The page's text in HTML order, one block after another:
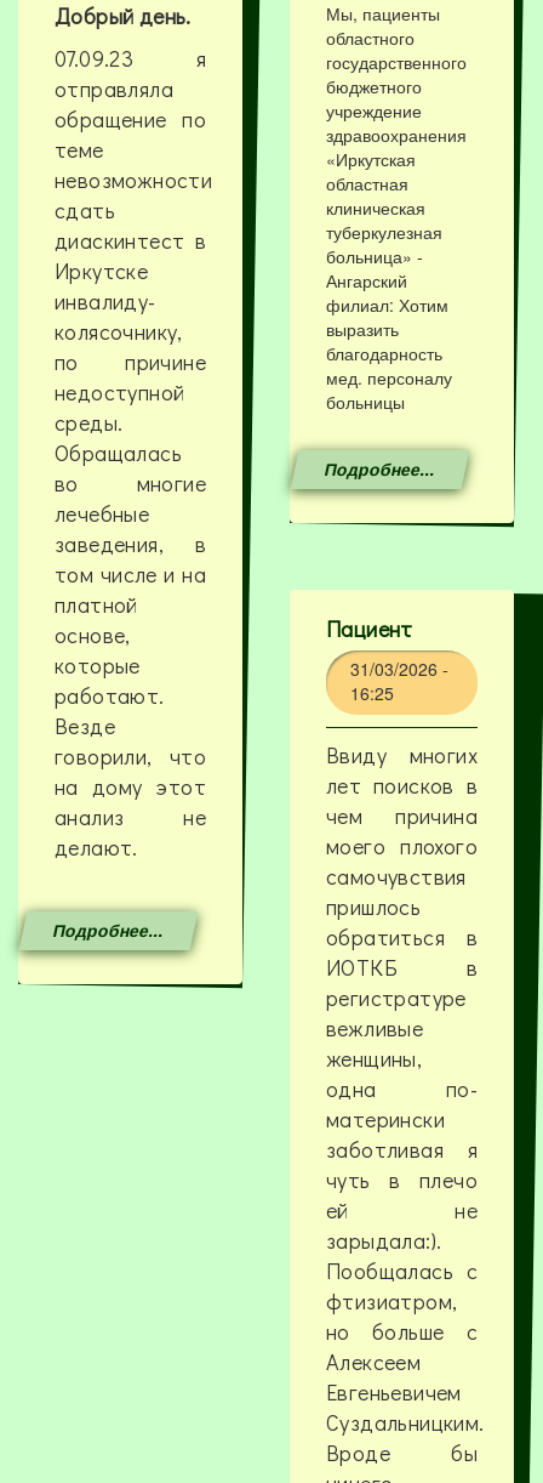
Добрый день.
07.09.23 я
отправляла
обращение по
теме
невозможности
сдать
диаскинтест в
Иркутске
инвалиду-
колясочнику,
по причине
недоступной
среды.
Обращалась
во многие
лечебные
заведения, в
том числе и на
платной
основе,
которые
работают.
Везде
говорили, что
на дому этот
анализ не
делают.
Подробнее...
Мы, пациенты
областного
государственного
бюджетного
учреждение
здравоохранения
«Иркутская
областная
клиническая
туберкулезная
больница» -
Ангарский
филиал: Хотим
выразить
благодарность
мед. персоналу
больницы
Подробнее...
Пациент
31/03/2026 -
16:25
Ввиду многих
лет поисков в
чем причина
моего плохого
самочувствия
пришлось
обратиться в
ИОТКБ в
регистратуре
вежливые
женщины,
одна по-
матерински
заботливая я
чуть в плечо
ей не
зарыдала:).
Пообщалась с
фтизиатром,
но больше с
Алексеем
Евгеньевичем
Суздальницким.
Вроде бы